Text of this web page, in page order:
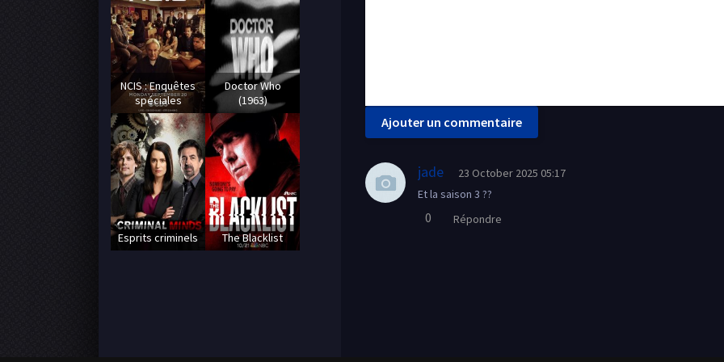
Ajouter un commentaire
jade
23 October 2025 05:17
Et la saison 3 ??
0 Répondre
NCIS : Enquêtes
spéciales
Doctor Who
(1963)
Esprits criminels The Blacklist